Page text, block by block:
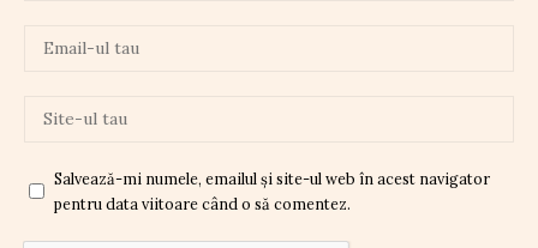
Salvează-mi numele, emailul și site-ul web în acest navigator
pentru data viitoare când o să comentez.